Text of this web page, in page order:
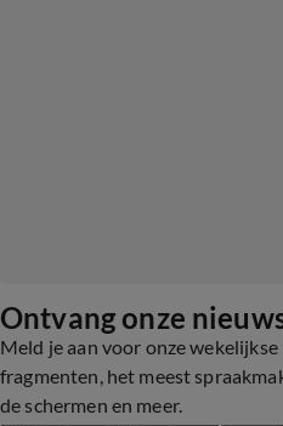
Ontvang onze
Meld je aan voor onze
fragmenten, het meest
de schermen en meer.